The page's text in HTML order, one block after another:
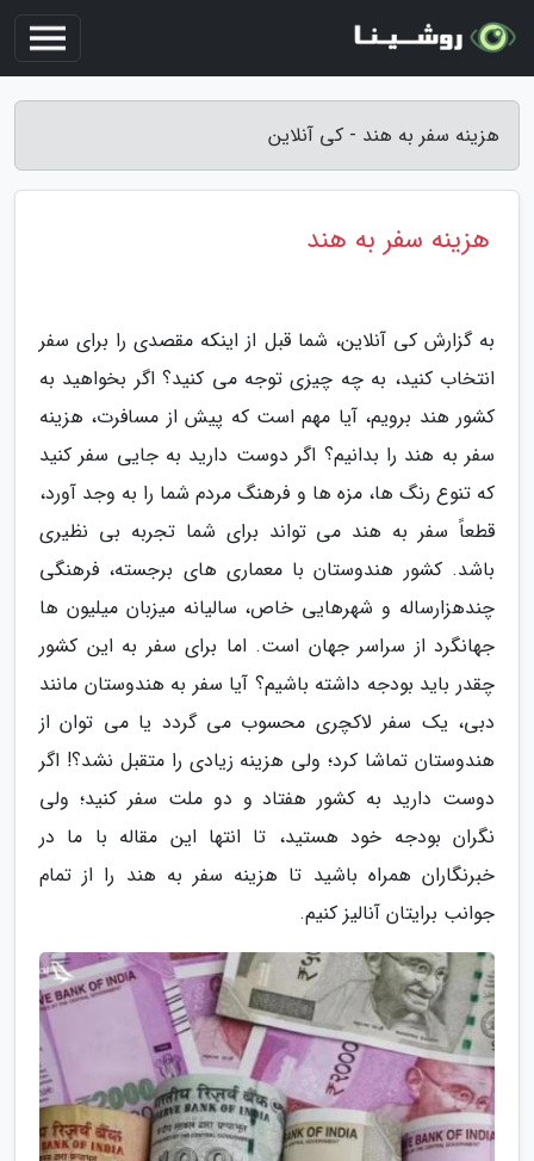
هزینه سفر به هند - کی آنلاین
هزینه سفر به هند
به گزارش کی آنلاین، شما قبل از اینکه مقصدی را برای سفر
انتخاب کنید، به چه چیزی توجه می کنید؟ اگر بخواهید به
کشور هند برویم، آیا مهم است که پیش از مسافرت، هزینه
سفر به هند را بدانیم؟ اگر دوست دارید به جایی سفر کنید
که تنوع رنگ ها، مزه ها و فرهنگ مردم شما را به وجد آورد،
قطعاً سفر به هند می تواند برای شما تجربه بی نظیری
باشد. کشور هندوستان با معماری های برجسته، فرهنگی
چندهزارساله و شهرهایی خاص، سالیانه میزبان میلیون ها
جهانگرد از سراسر جهان است. اما برای سفر به این کشور
چقدر باید بودجه داشته باشیم؟ آیا سفر به هندوستان مانند
دبی، یک سفر لاکچری محسوب می گردد یا می توان از
هندوستان تماشا کرد؛ ولی هزینه زیادی را متقبل نشد؟! اگر
دوست دارید به کشور هفتاد و دو ملت سفر کنید؛ ولی
نگران بودجه خود هستید، تا انتها این مقاله با ما در
خبرنگاران همراه باشید تا هزینه سفر به هند را از تمام
جوانب برایتان آنالیز کنیم.